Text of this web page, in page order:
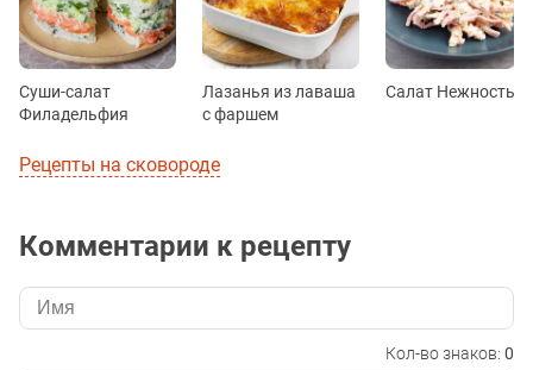
Суши-салат
Филадельфия
Лазанья из лаваша
с фаршем
Салат Нежность
Рецепты на сковороде
Комментарии к рецепту
Кол-во знаков: 0